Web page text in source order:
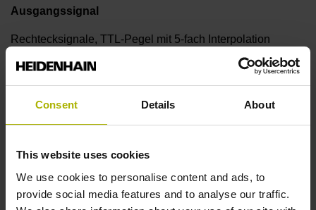
Consent Details About
This website uses cookies
We use cookies to personalise content and ads, to
provide social media features and to analyse our traffic.
Ausgangssignal
Rechtecksignale, TTL-Pegel mit 5-fach Interpolation
Weitere Referenzmarken